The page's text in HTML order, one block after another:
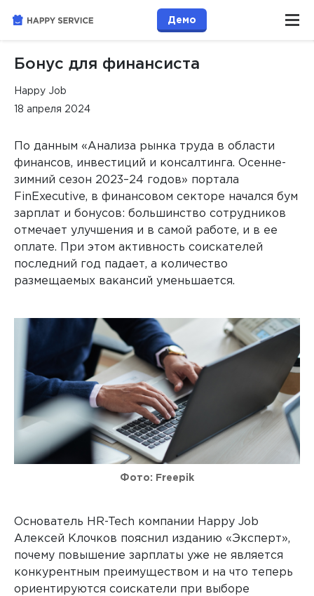
Демо
Бонус для финансиста
Happy Job
18 апреля 2024
По данным «Анализа рынка труда в области
финансов, инвестиций и консалтинга. Осенне-
зимний сезон 2023–24 годов» портала
FinExecutive, в финансовом секторе начался бум
зарплат и бонусов: большинство сотрудников
отмечает улучшения и в самой работе, и в ее
оплате. При этом активность соискателей
последний год падает, а количество
размещаемых вакансий уменьшается.
Фото: Freepik
Основатель HR-Tech компании Happy Job
Алексей Клочков пояснил изданию «Эксперт»,
почему повышение зарплаты уже не является
конкурентным преимуществом и на что теперь
ориентируются соискатели при выборе